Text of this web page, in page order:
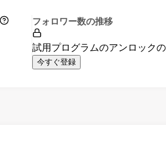
フォロワー数の推移
試用プログラムのアンロックの
今すぐ登録